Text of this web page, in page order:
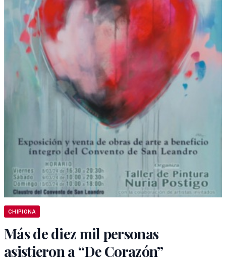
CHIPIONA
Más de diez mil personas
asistieron a “De Corazón”